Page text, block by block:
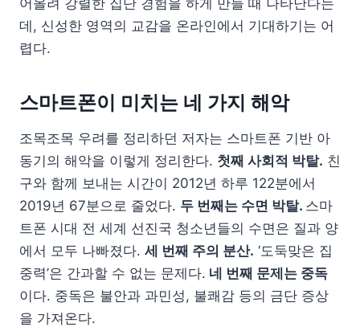
데, 신성한 영역의 교감을 온라인에서 기대하기는 어
렵다.
스마트폰이 미치는 네 가지 해악
조목조목 우려를 정리하던 저자는 스마트폰 기반 아
동기의 해악을 이렇게 정리한다. 첫째 사회적 박탈. 친
구와 함께 보내는 시간이 2012년 하루 122분에서
2019년 67분으로 줄었다. 두 번째는 수면 박탈. 스마
트폰 시대 전 세계 선진국 청소년들의 수면은 질과 양
에서 모두 나빠졌다. 세 번째 주의 분산. ‘도둑맞은 집
중력’은 간과할 수 없는 문제다. 네 번째 문제는 중독
이다. 중독은 불안과 과민성, 불쾌감 등의 금단 증상
을 가져온다.